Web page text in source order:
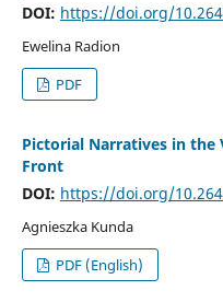
DOI: https://doi.org/
Ewelina Radion
PDF
Pictorial Narratives in
Front
DOI: https://doi.org/
Agnieszka Kunda
PDF (English)